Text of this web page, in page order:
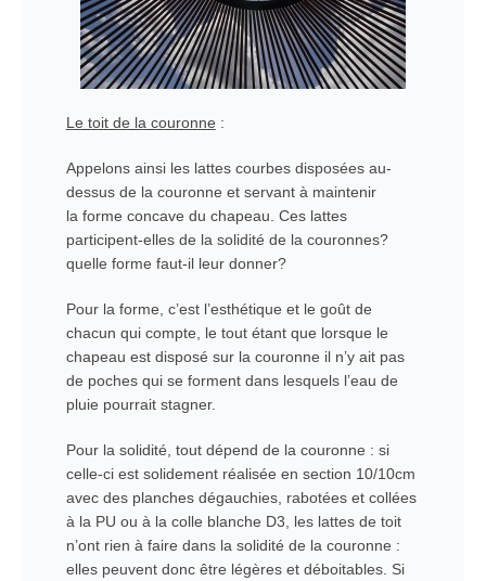
Le toit de la couronne :
Appelons ainsi les lattes courbes disposées au-
dessus de la couronne et servant à maintenir
la forme concave du chapeau. Ces lattes
participent-elles de la solidité de la couronnes?
quelle forme faut-il leur donner?
Pour la forme, c’est l’esthétique et le goût de
chacun qui compte, le tout étant que lorsque le
chapeau est disposé sur la couronne il n’y ait pas
de poches qui se forment dans lesquels l’eau de
pluie pourrait stagner.
Pour la solidité, tout dépend de la couronne : si
celle-ci est solidement réalisée en section 10/10cm
avec des planches dégauchies, rabotées et collées
à la PU ou à la colle blanche D3, les lattes de toit
n’ont rien à faire dans la solidité de la couronne :
elles peuvent donc être légères et déboitables. Si